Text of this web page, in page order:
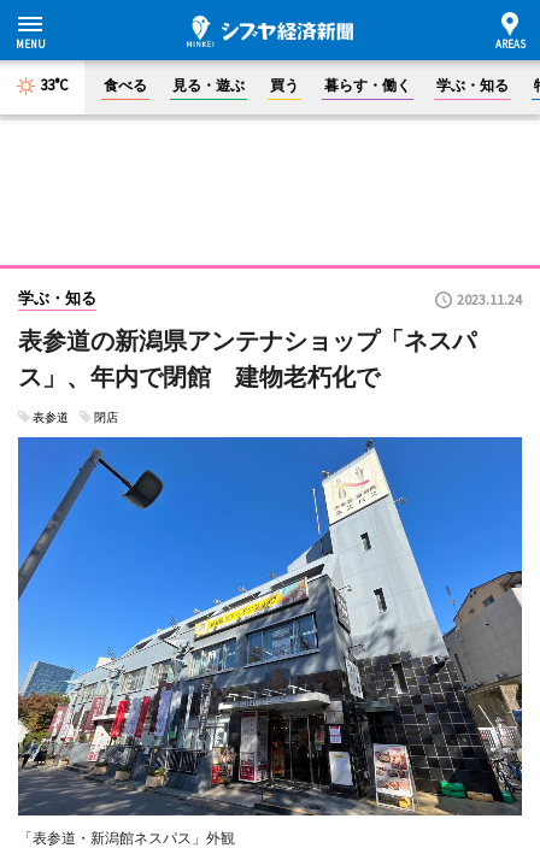
33°C 食べる 見る・遊ぶ 買う 暮らす・働く 学ぶ・知る
学ぶ・知る 2023.11.24
表参道の新潟県アンテナショップ「ネスパ
ス」、年内で閉館 建物老朽化で
表参道 閉店
「表参道・新潟館ネスパス」外観